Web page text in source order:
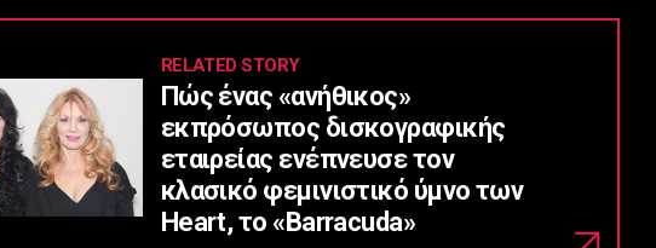
RELATED STORY
Πώς ένας «ανήθικος»
εκπρόσωπος δισκογραφικής
εταιρείας ενέπνευσε τον
κλασικό φεμινιστικό ύμνο των
Heart, το «Barracuda»